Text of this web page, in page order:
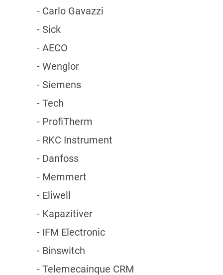
- Carlo Gavazzi
- Sick
- AECO
- Wenglor
- Siemens
- Tech
- ProfiTherm
- RKC Instrument
- Danfoss
- Memmert
- Eliwell
- Kapazitiver
- IFM Electronic
- Binswitch
- Telemecainque CRM